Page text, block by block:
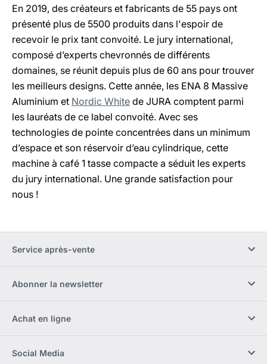
En 2019, des créateurs et fabricants de 55 pays ont
présenté plus de 5500 produits dans l'espoir de
recevoir le prix tant convoité. Le jury international,
composé d’experts chevronnés de différents
domaines, se réunit depuis plus de 60 ans pour trouver
les meilleurs designs. Cette année, les ENA 8 Massive
Aluminium et Nordic White de JURA comptent parmi
les lauréats de ce label convoité. Avec ses
technologies de pointe concentrées dans un minimum
d’espace et son réservoir d’eau cylindrique, cette
machine à café 1 tasse compacte a séduit les experts
du jury international. Une grande satisfaction pour
nous !
Service après-vente
Abonner la newsletter
Achat en ligne
Social Media